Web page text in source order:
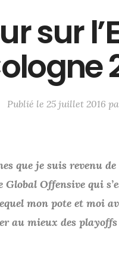
sur
Publié le 25 juillet 2016
que je suis revenu de
Offensive qui
mon pote et moi
au mieux des